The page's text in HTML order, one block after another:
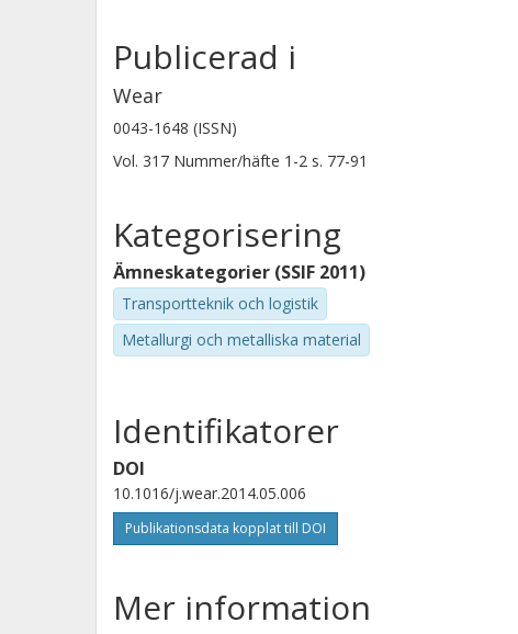
Publicerad i
Wear
0043-1648 (ISSN)
Vol. 317 Nummer/häfte 1-2 s. 77-91
Kategorisering
Ämneskategorier (SSIF 2011)
Transportteknik och logistik
Metallurgi och metalliska material
Identifikatorer
DOI
10.1016/j.wear.2014.05.006
Publikationsdata kopplat till DOI
Mer information